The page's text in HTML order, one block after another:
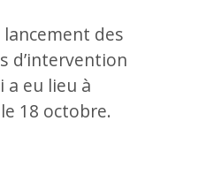
des
d’intervention
a eu lieu à
18 octobre.